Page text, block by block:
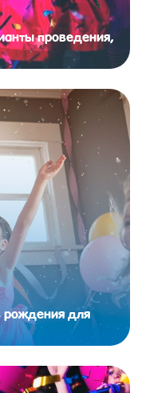
проведения,
рождения для